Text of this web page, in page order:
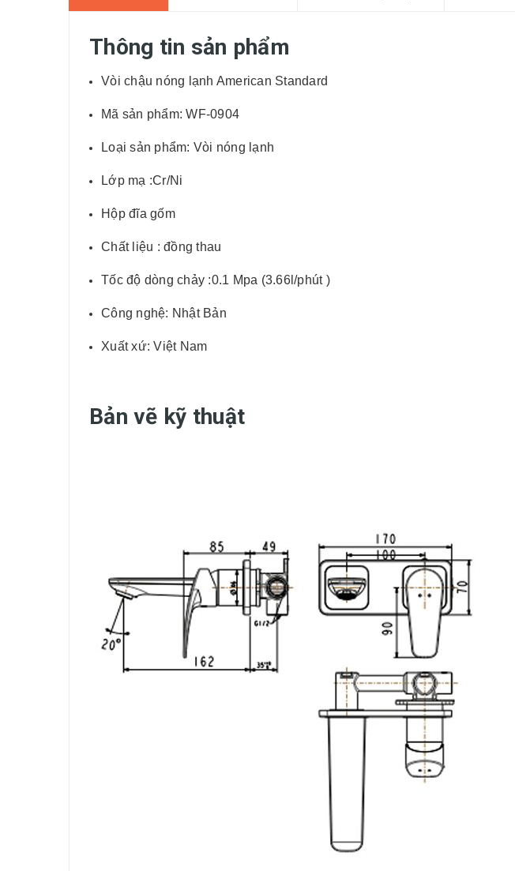
Thông tin sản phẩm
Vòi chậu nóng lạnh American Standard
Mã sản phẩm: WF-0904
Loại sản phẩm: Vòi nóng lạnh
Lớp mạ :Cr/Ni
Hộp đĩa gốm
Chất liệu : đồng thau
Tốc độ dòng chảy :0.1 Mpa (3.66l/phút )
Công nghệ: Nhật Bản
Xuất xứ: Việt Nam
Bản vẽ kỹ thuật